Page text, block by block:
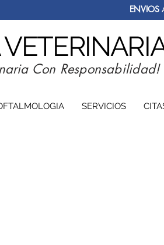
ENVIOS
Con Responsabilidad!
SERVICIOS